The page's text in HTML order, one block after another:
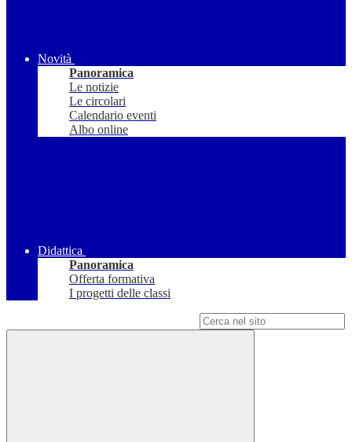
Novità
Panoramica
Le notizie
Le circolari
Calendario eventi
Albo online
Didattica
Panoramica
Offerta formativa
I progetti delle classi